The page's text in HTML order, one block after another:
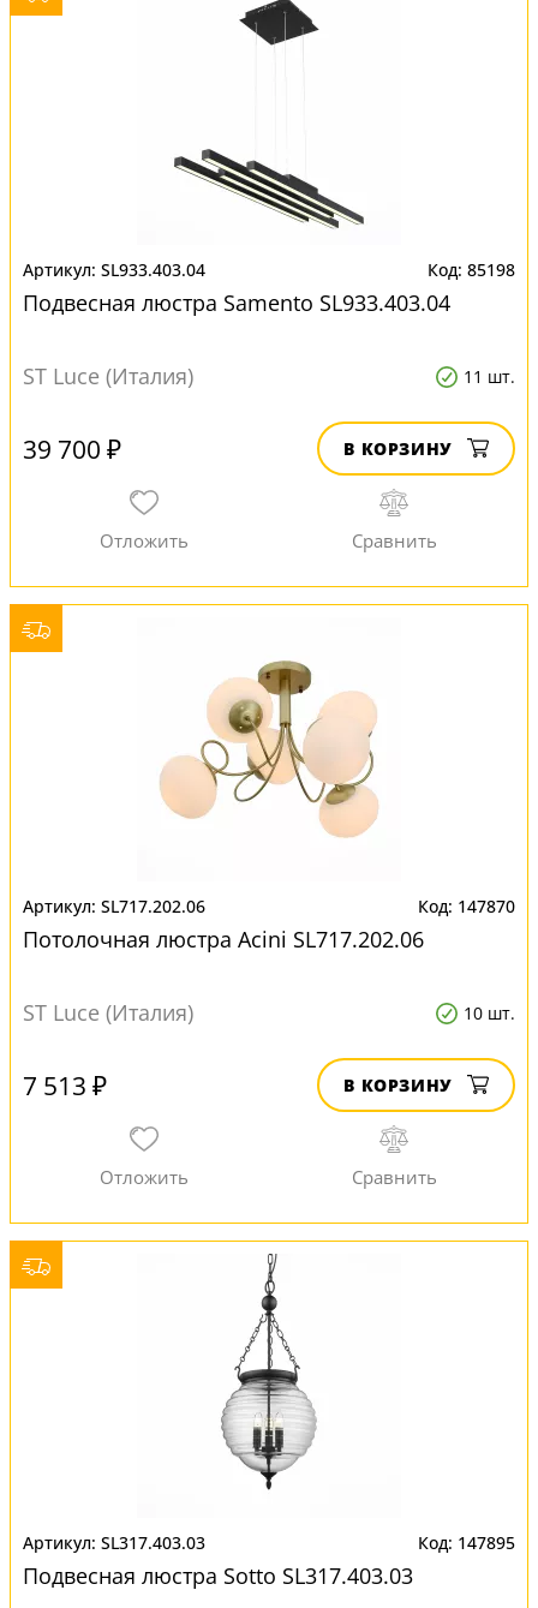
SL933.403.04 85198
Подвесная люстра Samento SL933.403.04
ST Luce (Италия) 11 шт.
39 700 ₽ В КОРЗИНУ
SL717.202.06 147870
Потолочная люстра Acini SL717.202.06
ST Luce (Италия) 10 шт.
7 513 ₽ В КОРЗИНУ
SL317.403.03 147895
Подвесная люстра Sotto SL317.403.03